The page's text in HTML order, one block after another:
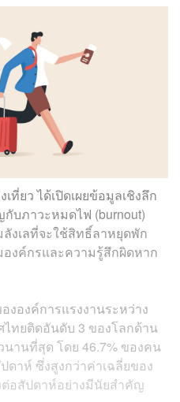
ที่ยว ได้เปิดเผยข้อมูลเชิงลึก
บภาวะหมดไฟ (burnout)
งเลที่จะใช้สิทธิ์ลาหยุดพัก
งค์กรและความรู้สึกผิดหาก
องค์การแรงงานระหว่าง
ไทยติดอันดับ 3 ของโลกด้าน
านที่สุด โดย 46.7% ของคน
ดาห์ ซึ่งสูงกว่าค่าเฉลี่ยของ
อสัปดาห์อย่างมีนัยสำคัญ